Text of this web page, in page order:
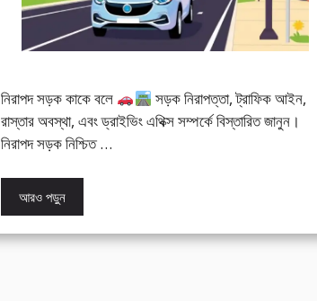
নিরাপদ সড়ক কাকে বলে
সড়ক নিরাপত্তা, ট্রাফিক আইন,
রাস্তার অবস্থা, এবং ড্রাইভিং এথিক্স সম্পর্কে বিস্তারিত জানুন।
নিরাপদ সড়ক নিশ্চিত …
আরও পড়ুন